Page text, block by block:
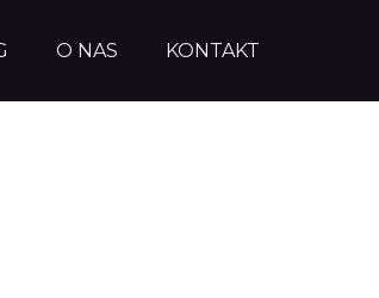
O NAS KONTAKT